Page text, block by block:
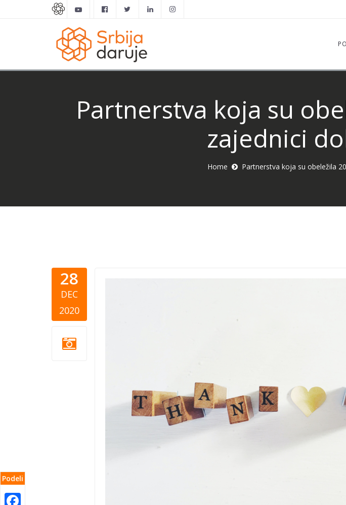
Partnerstva koja su
zajednici
Home Partnerstva koja su obeležila
28
DEC
2020
Podeli